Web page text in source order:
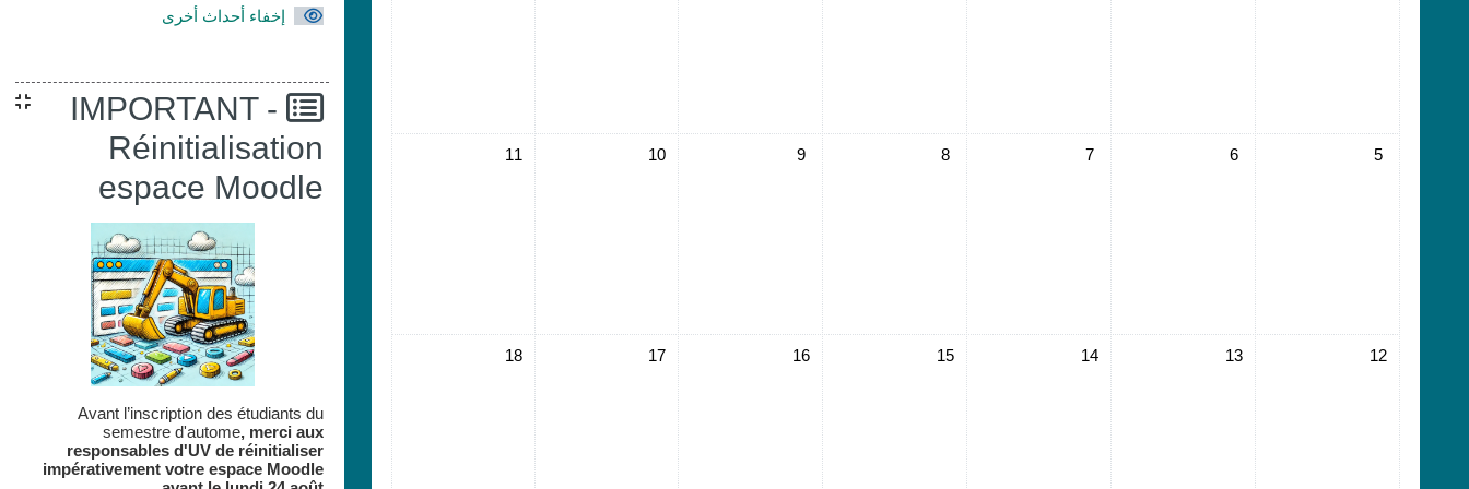
إخفاء أحداث أخرى
IMPORTANT -
Réinitialisation
espace Moodle
Avant l’inscription des étudiants du
semestre d'autome, merci aux
responsables d'UV de réinitialiser
impérativement votre espace Moodle
لا أحداث، الاثنين, 5 أغسطس
5 لا أحداث، الثلاثاء, 6 أغسطس
6 لا أحداث، الأربعاء, 7 أغسطس
7 لا أحداث، الخميس, 8 أغسطس
8 لا أحداث، الجمعة, 9 أغسطس
9 لا أحداث، السبت, 10 أغسطس
10 لا أحداث، الأحد, 11 أغسطس
11
لا أحداث، الاثنين, 12 أغسطس
12 لا أحداث، الثلاثاء, 13 أغسطس
13 لا أحداث، الأربعاء, 14 أغسطس
14 لا أحداث، الخميس, 15 أغسطس
15 لا أحداث، الجمعة, 16 أغسطس
16 لا أحداث، السبت, 17 أغسطس
17 لا أحداث، الأحد, 18 أغسطس
18